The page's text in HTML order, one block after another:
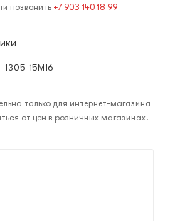
позвонить +7 903 140 18 99
1305-15M16
только для интернет-магазина
от цен в розничных магазинах.